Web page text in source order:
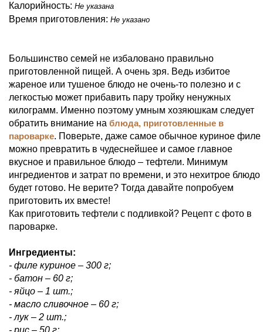
Калорийность: Не указана
Время приготовления: Не указано
Большинство семей не избаловано правильно
приготовленной пищей. А очень зря. Ведь избитое
жареное или тушеное блюдо не очень-то полезно и с
легкостью может прибавить пару тройку ненужных
килограмм. Именно поэтому умным хозяюшкам следует
обратить внимание на блюда, приготовленные в
пароварке. Поверьте, даже самое обычное куриное филе
можно превратить в чудеснейшее и самое главное
вкусное и правильное блюдо – тефтели. Минимум
ингредиентов и затрат по времени, и это нехитрое блюдо
будет готово. Не верите? Тогда давайте попробуем
приготовить их вместе!
Как приготовить тефтели с подливкой? Рецепт с фото в
пароварке.
Ингредиенты:
- филе куриное – 300 г;
- батон – 60 г;
- яйцо – 1 шт.;
- масло сливочное – 60 г;
- лук – 2 шт.;
- рис – 50 г;